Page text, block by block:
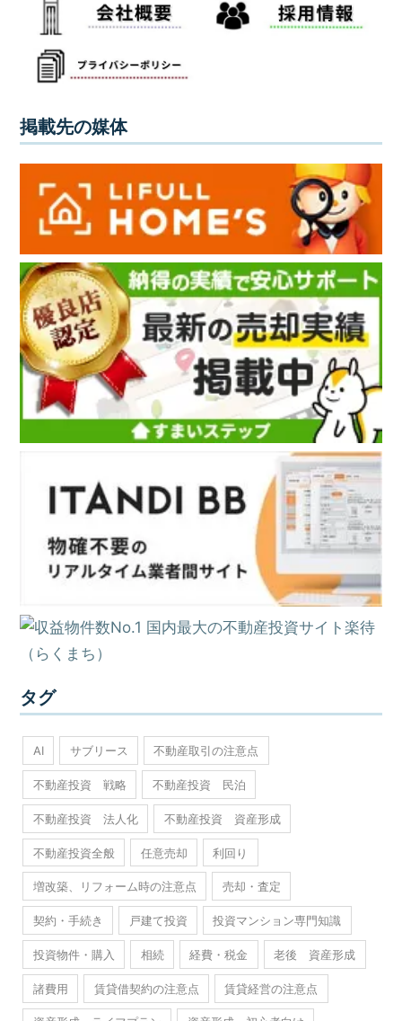
掲載先の媒体
タグ
AI サブリース 不動産取引の注意点
不動産投資 戦略 不動産投資 民泊
不動産投資 法人化 不動産投資 資産形成
不動産投資全般 任意売却 利回り
増改築、リフォーム時の注意点 売却・査定
契約・手続き 戸建て投資 投資マンション専門知識
投資物件・購入 相続 経費・税金 老後 資産形成
諸費用 賃貸借契約の注意点 賃貸経営の注意点